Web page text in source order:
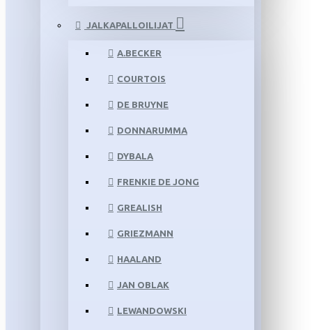
JALKAPALLOILIJAT
A.BECKER
COURTOIS
DE BRUYNE
DONNARUMMA
DYBALA
FRENKIE DE JONG
GREALISH
GRIEZMANN
HAALAND
JAN OBLAK
LEWANDOWSKI